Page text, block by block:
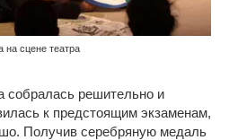
на сцене театра
собралась решительно и
к предстоящим экзаменам,
Получив серебряную медаль